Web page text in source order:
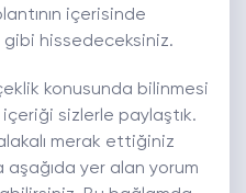
içerisinde
gibi hissedeceksiniz.
konusunda bilinmesi
sizlerle paylaştık.
merak ettiğiniz
aşağıda yer alan yorum